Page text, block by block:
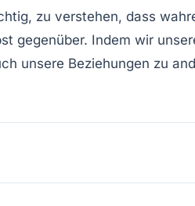
zu verstehen, dass
gegenüber. Indem wir
unsere Beziehungen zu